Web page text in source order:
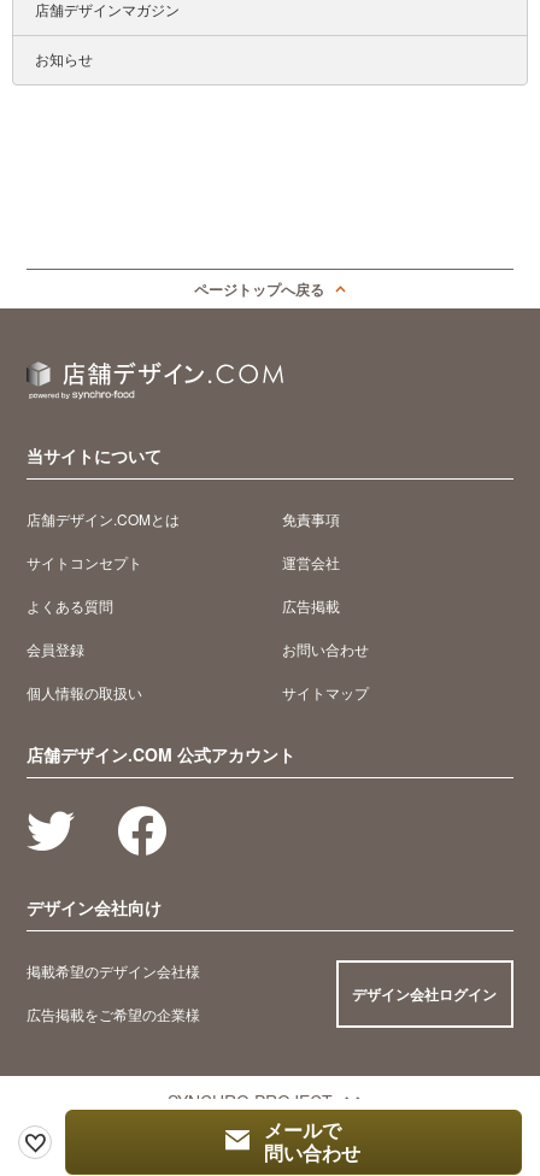
メールで
問い合わせ
店舗デザインマガジン
お知らせ
ページトップへ戻る
当サイトについて
店舗デザイン.COMとは
サイトコンセプト
よくある質問
会員登録
個人情報の取扱い
免責事項
運営会社
広告掲載
お問い合わせ
サイトマップ
店舗デザイン.COM 公式アカウント
デザイン会社向け
掲載希望のデザイン会社様
広告掲載をご希望の企業様
デザイン会社ログイン
SYNCHRO PROJECT
© 2005 Synchro Food Co., Ltd.